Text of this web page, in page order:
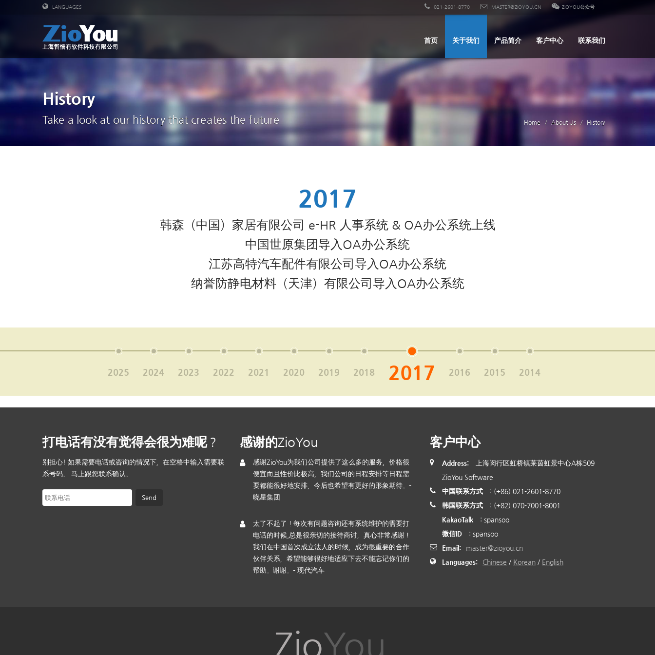
LANGUAGES 021-2601-8770 MASTER@ZIOYOU.CN ZIOYOU公众号
首页 关于我们 产品简介 客户中心 联系我们
History
Take a look at our history that creates the future Home About Us History
2017
韩森（中国）家居有限公司 e-HR 人事系统 & OA办公系统上线
中国世原集团导入OA办公系统
江苏高特汽车配件有限公司导入OA办公系统
纳誉防静电材料（天津）有限公司导入OA办公系统
2025 2024 2023 2022 2021 2020 2019 2018 2017 2016 2015 2014
2013 2012 2011 2010 1998
打电话有没有觉得会很为难呢？
别担心! 如果需要电话或咨询的情况下，在空格中输入需要联
系号码。 马上跟您联系确认。
感谢的ZioYou
感谢ZioYou为我们公司提供了这么多的服务，价格很
便宜而且性价比极高，我们公司的日程安排等日程需
要都能很好地安排，今后也希望有更好的形象期待。-
晓星集团
太了不起了！每次有问题咨询还有系统维护的需要打
电话的时候,总是很亲切的接待商讨，真心非常感谢！
我们在中国首次成立法人的时候，成为很重要的合作
伙伴关系，希望能够很好地适应下去不能忘记你们的
帮助。谢谢。- 现代汽车
客户中心
Address:
上海闵行区虹桥镇莱茵虹景中心A栋509
ZioYou Software
中国联系方式
: (+86) 021-2601-8770
韩国联系方式
: (+82) 070-7001-8001
KakaoTalk
: spansoo
微信ID
: spansoo
Email:
master@zioyou.cn
Languages:
Chinese / Korean / English
ZioYou